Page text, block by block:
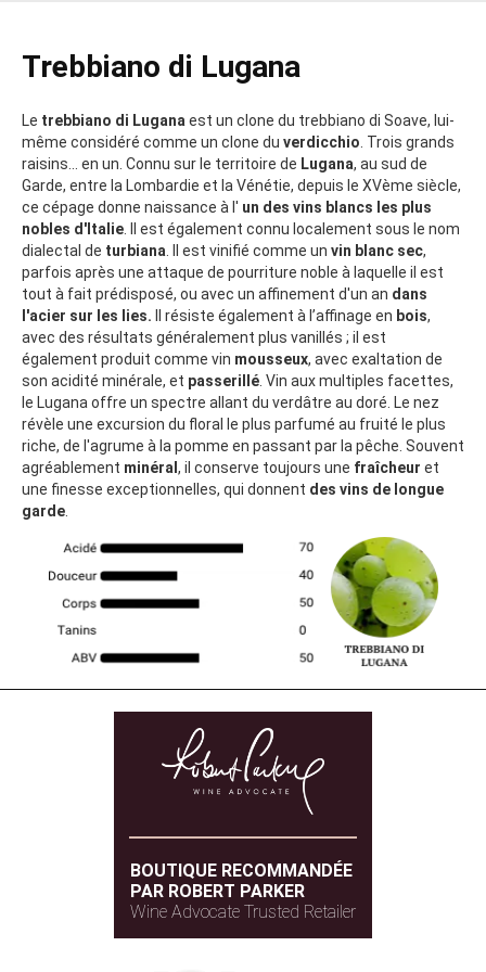
Trebbiano di Lugana
Le trebbiano di Luganaest un clone du trebbiano di Soave, lui-
même considéré comme un clone du verdicchio. Trois grands
raisins... en un. Connu sur le territoire de Lugana, au sud de
Garde, entre la Lombardie et la Vénétie, depuis le XVème siècle,
ce cépage donne naissance à l' un des vins blancs les plus
nobles d'Italie. Il est également connu localement sous le nom
dialectal de turbiana. Il est vinifié comme un vin blanc sec,
parfois après une attaque de pourriture noble à laquelle il est
tout à fait prédisposé, ou avec un affinement d'un an dans
l'acier sur les lies. Il résiste également à l’affinage en bois,
avec des résultats généralement plus vanillés ; il est
également produit comme vin mousseux, avec exaltation de
son acidité minérale, et passerillé. Vin aux multiples facettes,
le Lugana offre un spectre allant du verdâtre au doré. Le nez
révèle une excursion du floral le plus parfumé au fruité le plus
riche, de l'agrume à la pomme en passant par la pêche. Souvent
agréablement minéral , il conserve toujours une fraîcheur et
une finesse exceptionnelles, qui donnent des vins de longue
garde.
BOUTIQUE RECOMMANDÉE
PAR ROBERT PARKER
Wine Advocate Trusted Retailer